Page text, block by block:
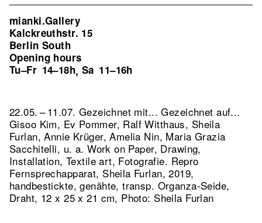
mianki.Gallery
Kalckreuthstr. 15
Berlin South
Opening hours
Tu–Fr 14–18h, Sa 11–16h
22.05. – 11.07. Gezeichnet mit... Gezeichnet auf...
Gisoo Kim, Ev Pommer, Ralf Witthaus, Sheila
Furlan, Annie Krüger, Amelia Nin, Maria Grazia
Sacchitelli, u. a. Work on Paper, Drawing,
Installation, Textile art, Fotografie. Repro
Fernsprechapparat, Sheila Furlan, 2019,
handbestickte, genähte, transp. Organza-Seide,
Draht, 12 x 25 x 21 cm, Photo: Sheila Furlan